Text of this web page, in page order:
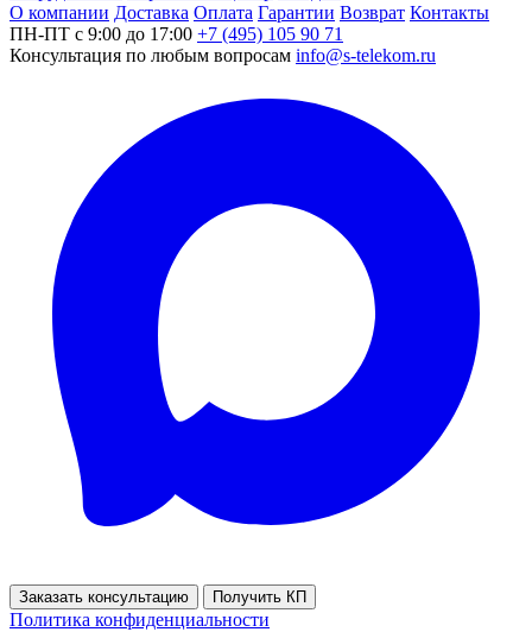
О компании Доставка Оплата Гарантии Возврат Контакты
ПН-ПТ с 9:00 до 17:00 +7 (495) 105 90 71
Консультация по любым вопросам info@s-telekom.ru
Заказать консультацию Получить КП
Политика конфиденциальности